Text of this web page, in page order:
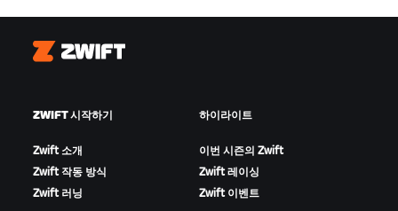
Zwift
ZWIFT 시작하기
Zwift 소개
Zwift 작동 방식
Zwift 러닝
하이라이트
이번 시즌의 Zwift
Zwift 레이싱
Zwift 이벤트